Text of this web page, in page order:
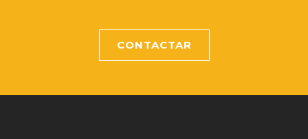
CONTACTAR